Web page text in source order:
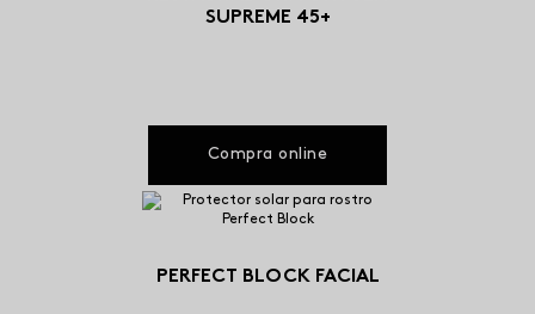
SUPREME 45+
Compra online
PERFECT BLOCK FACIAL